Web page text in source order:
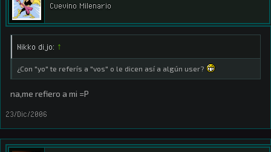
Cuevino Milenario
Nikko dijo: ↑
¿Con "yo" te referís a "vos" o le dicen así a algún user?
na,me refiero a mi =P
23/Dic/2006